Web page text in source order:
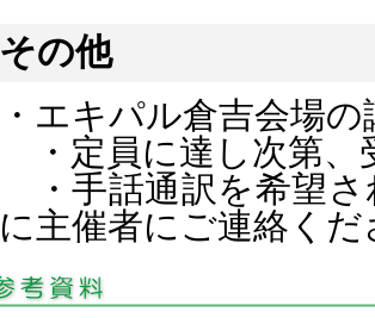
その他
・エキパル倉吉会場
・定員に達し次第、
・手話通訳を希望さ
に主催者にご連絡くだ